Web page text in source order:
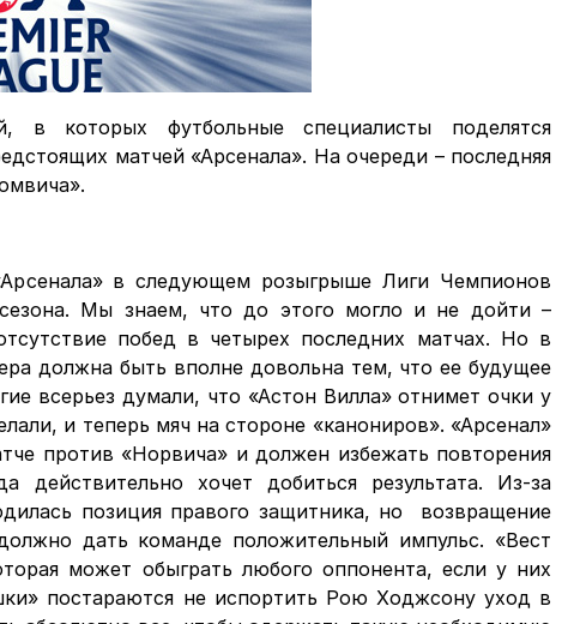
в которых футбольные специалисты поделятся
матчей «Арсенала». На очереди – последняя
в следующем розыгрыше Лиги Чемпионов
Мы знаем, что до этого могло и не дойти –
побед в четырех последних матчах. Но в
должна быть вполне довольна тем, что ее будущее
всерьез думали, что «Астон Вилла» отнимет очки у
и теперь мяч на стороне «канониров». «Арсенал»
против «Норвича» и должен избежать повторения
действительно хочет добиться результата. Из-за
позиция правого защитника, но возвращение
дать команде положительный импульс. «Вест
может обыграть любого оппонента, если у них
постараются не испортить Рою Ходжсону уход в